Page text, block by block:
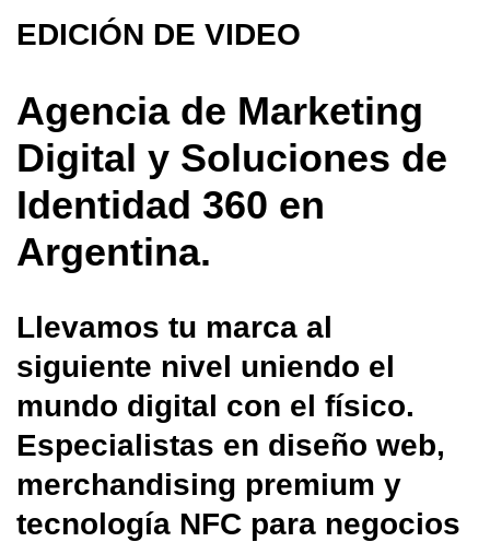
EDICIÓN DE VIDEO
Agencia de Marketing
Digital y Soluciones de
Identidad 360 en
Argentina.
Llevamos tu marca al
siguiente nivel uniendo el
mundo digital con el físico.
Especialistas en diseño web,
merchandising premium y
tecnología NFC para negocios